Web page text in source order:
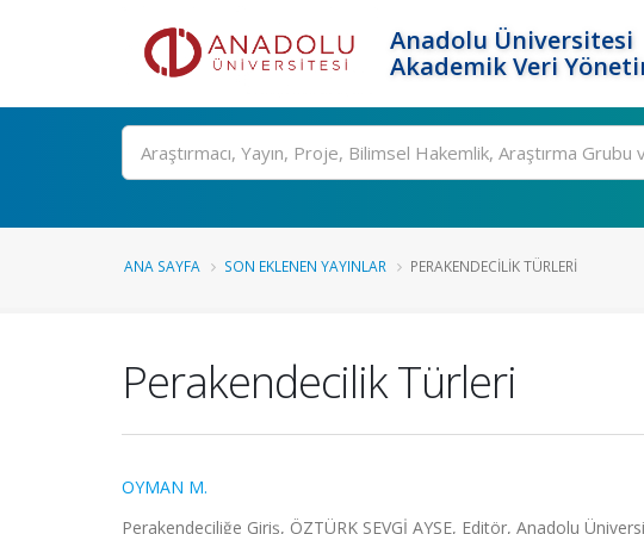
Anadolu Üniversitesi
Akademik Veri
Ara
ANA SAYFA SON EKLENEN YAYINLAR PERAKENDECILIK TÜRLERI
Perakendecilik Türleri
OYMAN M.
Perakendeciliğe Giriş, ÖZTÜRK SEVGİ AYŞE, Editör, Anadolu